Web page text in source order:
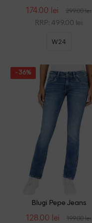
174.00 lei 299.00 lei
RRP: 499.00 lei
W24
- 36%
Blugi Pepe Jeans
128.00 lei 199.00 lei